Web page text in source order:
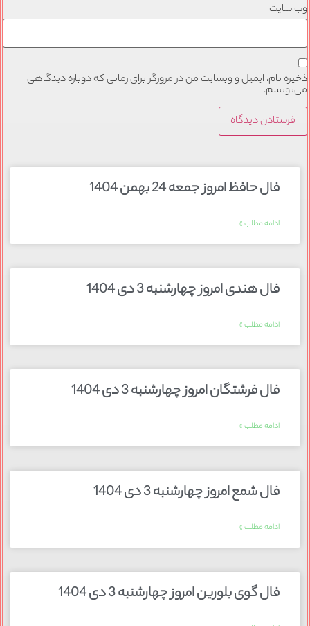
وب‌ سایت
ذخیره نام، ایمیل و وبسایت من در مرورگر برای زمانی که دوباره دیدگاهی
می‌نویسم.
فال حافظ امروز جمعه 24 بهمن 1404
ادامه مطلب »
فال هندی امروز چهارشنبه 3 دی 1404
ادامه مطلب »
فال فرشتگان امروز چهارشنبه 3 دی 1404
ادامه مطلب »
فال شمع امروز چهارشنبه 3 دی 1404
ادامه مطلب »
فال گوی بلورین امروز چهارشنبه 3 دی 1404